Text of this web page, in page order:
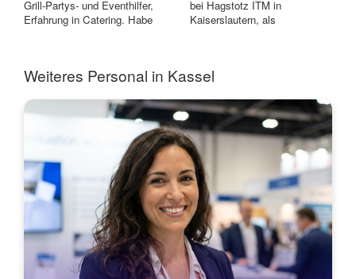
Grill-Partys- und Eventhilfer,
Erfahrung in Catering. Habe
bei Hagstotz ITM in
Kaiserslautern, als
Weiteres Personal in Kassel